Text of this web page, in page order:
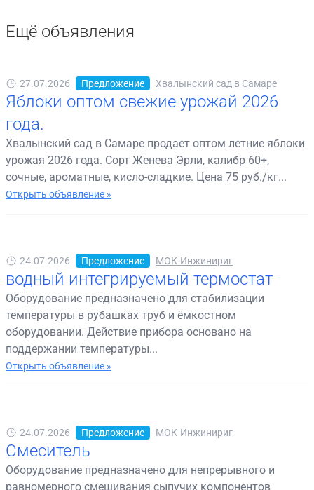
Ещё объявления
27.07.2026 Предложение Хвалынский сад в Самаре
Яблоки оптом свежие урожай 2026
года.
Хвалынский сад в Самаре продает оптом летние яблоки
урожая 2026 года. Сорт Женева Эрли, калибр 60+,
сочные, ароматные, кисло-сладкие. Цена 75 руб./кг...
Открыть объявление »
24.07.2026 Предложение МОК-Инжинириг
водный интегрируемый термостат
Оборудование предназначено для стабилизации
температуры в рубашках труб и ёмкостном
оборудовании. Действие прибора основано на
поддержании температуры...
Открыть объявление »
24.07.2026 Предложение МОК-Инжинириг
Смеситель
Оборудование предназначено для непрерывного и
равномерного смешивания сыпучих компонентов